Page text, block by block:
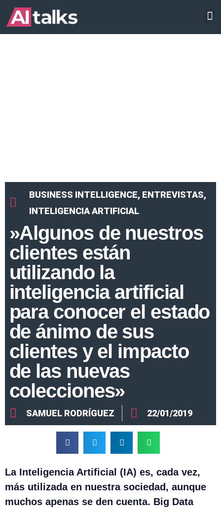
BUSINESS INTELLIGENCE, ENTREVISTAS,
INTELIGENCIA ARTIFICIAL
»Algunos de nuestros
clientes están
utilizando la
inteligencia artificial
para conocer el estado
de ánimo de sus
clientes y el impacto
de las nuevas
colecciones»
SAMUEL RODRÍGUEZ 22/01/2019
La Inteligencia Artificial (IA) es, cada vez,
más utilizada en nuestra sociedad, aunque
muchos apenas se den cuenta. Big Data